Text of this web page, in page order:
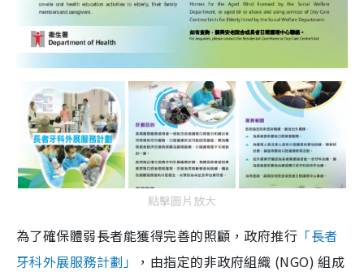
點擊圖片放大
為了確保體弱長者能獲得完善的照顧，政府推行 「長者
牙科外展服務計劃」
，由指定的非政府組織 (NGO) 組成